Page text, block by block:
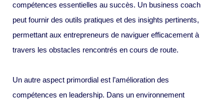
compétences essentielles au succès. Un business coach
peut fournir des outils pratiques et des insights pertinents,
permettant aux entrepreneurs de naviguer efficacement à
travers les obstacles rencontrés en cours de route.
Un autre aspect primordial est l’amélioration des
compétences en leadership. Dans un environnement